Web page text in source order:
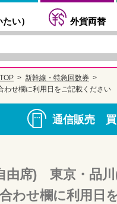
たい） 外貨両替
新幹線・特急回数券
せ欄に利用日をご記載ください
通信販売 買
由席) 東京・品
わせ欄に利用日